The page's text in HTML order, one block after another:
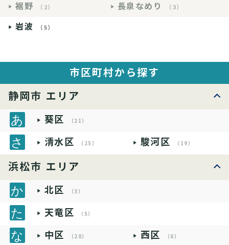
裾野
（2） 長泉なめり （3）
岩波 （5）
市区町村から探す
静岡市 エリア
葵区 （21）
清水区 （25） 駿河区 （19）
浜松市 エリア
北区 （3）
天竜区 （5）
中区 （20） 西区 （6）